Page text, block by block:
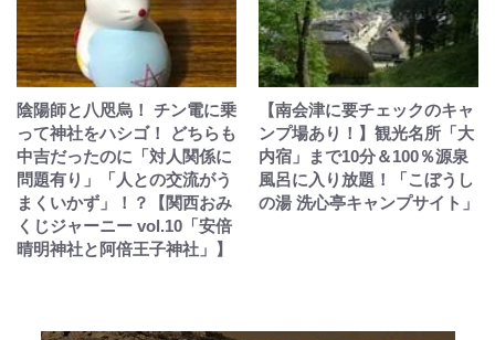
陰陽師と八咫烏！ チン電に乗
って神社をハシゴ！ どちらも
中吉だったのに「対人関係に
問題有り」「人との交流がう
まくいかず」！？【関西おみ
くじジャーニー vol.10「安倍
晴明神社と阿倍王子神社」】
【南会津に要チェックのキャ
ンプ場あり！】観光名所「大
内宿」まで10分＆100％源泉
風呂に入り放題！「こぼうし
の湯 洗心亭キャンプサイト」